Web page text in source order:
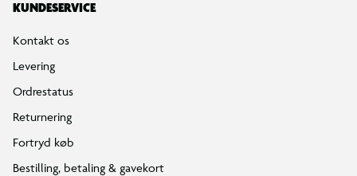
KUNDESERVICE
Kontakt os
Levering
Ordrestatus
Returnering
Fortryd køb
Bestilling, betaling & gavekort